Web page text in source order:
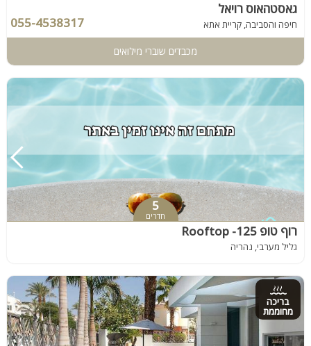
גאסטהאוס רויאל
חיפה והסביבה, קריית אתא 055-4538317
מכבדים שוברי מילואים
5
חדרים
רוף טופ 125- Rooftop
גליל מערבי, נהריה
בריכה
מחוממת